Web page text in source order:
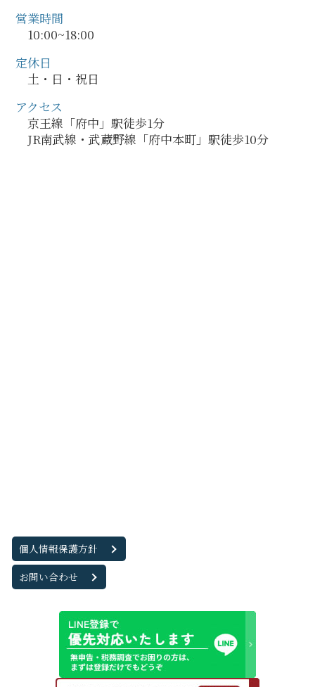
営業時間
10:00~18:00
定休日
土・日・祝日
アクセス
京王線「府中」駅徒歩1分
JR南武線・武蔵野線「府中本町」駅徒歩10分
個人情報保護方針
お問い合わせ